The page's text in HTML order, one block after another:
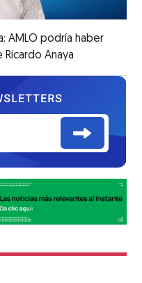
AMLO podría haber
Anaya